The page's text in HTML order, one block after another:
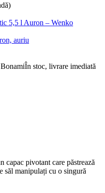
5,5 l Auron – Wenko
auriu
În stoc, livrare imediată
capac pivotant care păstrează
săl manipulați cu o singură